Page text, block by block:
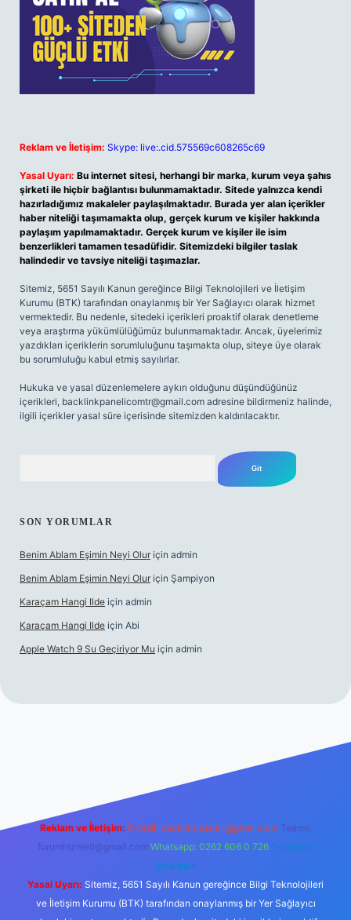
Reklam ve İletişim: Skype: live:.cid.575569c608265c69
Yasal Uyarı: Bu internet sitesi, herhangi bir marka, kurum veya şahıs
şirketi ile hiçbir bağlantısı bulunmamaktadır. Sitede yalnızca kendi
hazırladığımız makaleler paylaşılmaktadır. Burada yer alan içerikler
haber niteliği taşımamakta olup, gerçek kurum ve kişiler hakkında
paylaşım yapılmamaktadır. Gerçek kurum ve kişiler ile isim
benzerlikleri tamamen tesadüfidir. Sitemizdeki bilgiler taslak
halindedir ve tavsiye niteliği taşımazlar.
Sitemiz, 5651 Sayılı Kanun gereğince Bilgi Teknolojileri ve İletişim
Kurumu (BTK) tarafından onaylanmış bir Yer Sağlayıcı olarak hizmet
vermektedir. Bu nedenle, sitedeki içerikleri proaktif olarak denetleme
veya araştırma yükümlülüğümüz bulunmamaktadır. Ancak, üyelerimiz
yazdıkları içeriklerin sorumluluğunu taşımakta olup, siteye üye olarak
bu sorumluluğu kabul etmiş sayılırlar.
Hukuka ve yasal düzenlemelere aykırı olduğunu düşündüğünüz
içerikleri, backlinkpanelicomtr@gmail.com adresine bildirmeniz halinde,
ilgili içerikler yasal süre içerisinde sitemizden kaldırılacaktır.
SON YORUMLAR
Benim Ablam Eşimin Neyi Olur için admin
Benim Ablam Eşimin Neyi Olur için Şampiyon
Karaçam Hangi Ilde için admin
Karaçam Hangi Ilde için Abi
Apple Watch 9 Su Geçiriyor Mu için admin
Reklam ve İletişim: E-mail: backlinkpaneli@gmail.com Teams:
forumhizmeti@gmail.com Whatsapp: 0262 606 0 726 Telegram:
@karabul
Yasal Uyarı: Sitemiz, 5651 Sayılı Kanun gereğince Bilgi Teknolojileri
ve İletişim Kurumu (BTK) tarafından onaylanmış bir Yer Sağlayıcı